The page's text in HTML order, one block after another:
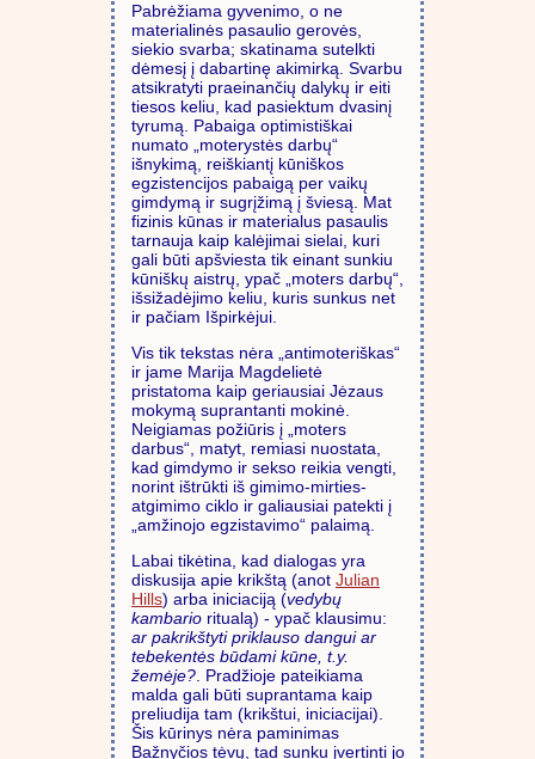
Pabrėžiama gyvenimo, o ne
materialinės pasaulio gerovės,
siekio svarba; skatinama sutelkti
dėmesį į dabartinę akimirką. Svarbu
atsikratyti praeinančių dalykų ir eiti
tiesos keliu, kad pasiektum dvasinį
tyrumą. Pabaiga optimistiškai
numato „moterystės darbų“
išnykimą, reiškiantį kūniškos
egzistencijos pabaigą per vaikų
gimdymą ir sugrįžimą į šviesą. Mat
fizinis kūnas ir materialus pasaulis
tarnauja kaip kalėjimai sielai, kuri
gali būti apšviesta tik einant sunkiu
kūniškų aistrų, ypač „moters darbų“,
išsižadėjimo keliu, kuris sunkus net
ir pačiam Išpirkėjui.
Vis tik tekstas nėra „antimoteriškas“
ir jame Marija Magdelietė
pristatoma kaip geriausiai Jėzaus
mokymą suprantanti mokinė.
Neigiamas požiūris į „moters
darbus“, matyt, remiasi nuostata,
kad gimdymo ir sekso reikia vengti,
norint ištrūkti iš gimimo-mirties-
atgimimo ciklo ir galiausiai patekti į
„amžinojo egzistavimo“ palaimą.
Labai tikėtina, kad dialogas yra
diskusija apie krikštą (anot Julian
Hills) arba iniciaciją (vedybų
kambario ritualą) - ypač klausimu:
ar pakrikštyti priklauso dangui ar
tebekentės būdami kūne, t.y.
žemėje? . Pradžioje pateikiama
malda gali būti suprantama kaip
preliudija tam (krikštui, iniciacijai).
Šis kūrinys nėra paminimas
Bažnyčios tėvų, tad sunku įvertinti jo